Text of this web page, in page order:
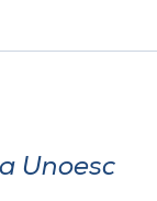
Unoesc